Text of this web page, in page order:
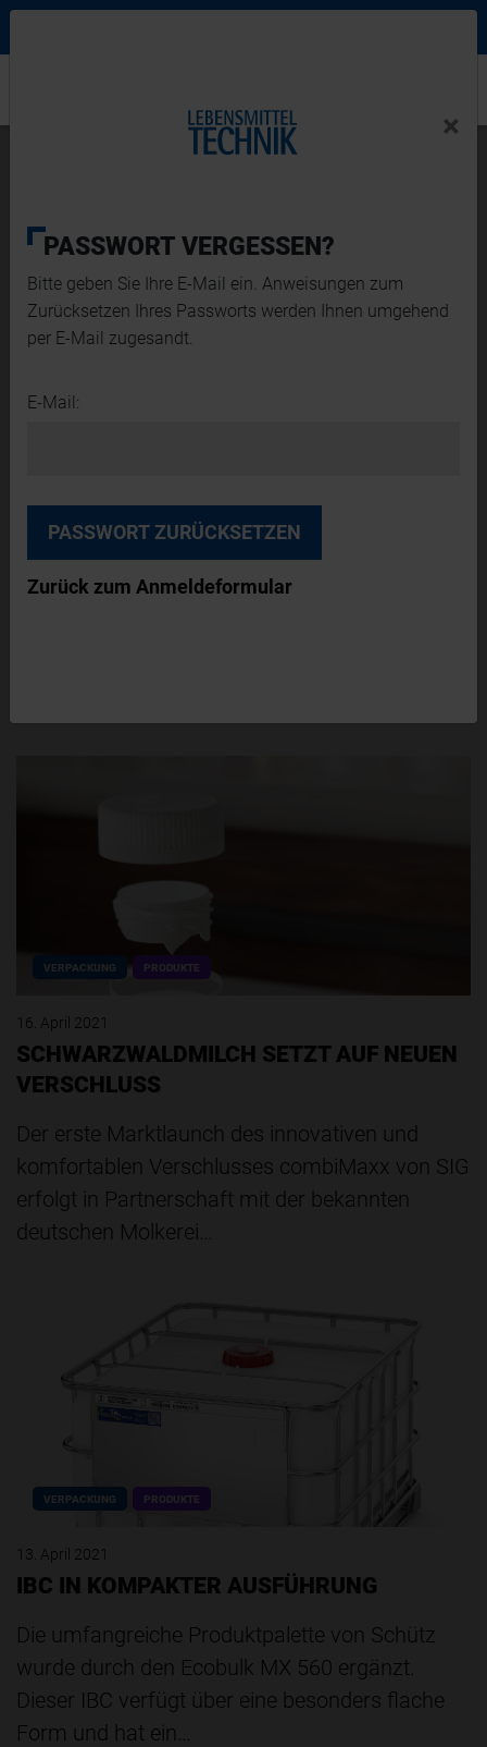
Home ×
PASSWORT VERGESSEN?
Bitte geben Sie Ihre E-Mail ein. Anweisungen zum
Zurücksetzen Ihres Passworts werden Ihnen umgehend
per E-Mail zugesandt.
E-Mail:
Zurück zum Anmeldeformular
GEA MIT NEUEM SKINVERPACKER
Thermoformer mit neuer
VERPACKUNG PRODUKTE
16. April 2021
SCHWARZWALDMILCH SETZT AUF NEUEN
VERSCHLUSS
Der erste Marktlaunch des innovativen und
komfortablen Verschlusses combiMaxx von SIG
erfolgt in Partnerschaft mit der bekannten
deutschen Molkerei…
VERPACKUNG PRODUKTE
13. April 2021
IBC IN KOMPAKTER AUSFÜHRUNG
Die umfangreiche Produktpalette von Schütz
wurde durch den Ecobulk MX 560 ergänzt.
Dieser IBC verfügt über eine besonders flache
Form und hat ein…